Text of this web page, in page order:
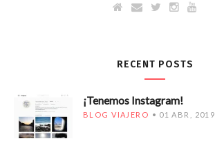
RECENT POSTS
¡Tenemos Instagram!
BLOG VIAJERO 01 ABR, 2019